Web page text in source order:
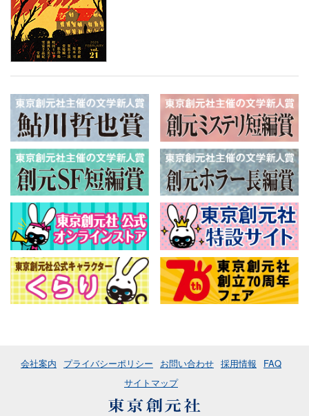
会社案内 プライバシーポリシー お問い合わせ 採用情報
FAQ
サイトマップ